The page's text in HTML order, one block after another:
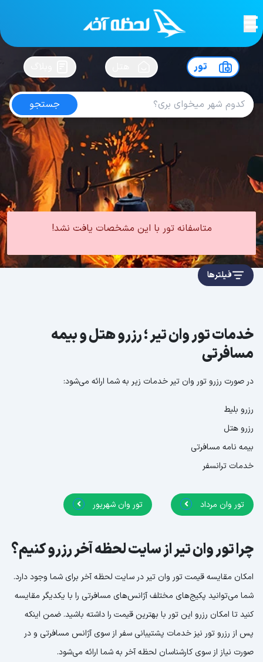
لحظه آخرسفرت رو بساز !
تور
جستجو
تور وان تیر
امتیاز5 از5| از100 کاربر
تور ترکیه تور وان
تور وان تابستان
متاسفانه تور با این مشخصات یافت نشد!
فیلترها
خدمات تور وان تیر ؛ رزرو هتل و بیمه
مسافرتی
در صورت رزرو تور وان تیر خدمات زیر به شما ارائه می‌شود:
رزرو بلیط
رزرو هتل
بیمه نامه مسافرتی
خدمات ترانسفر
تور وان مرداد تور وان شهریور
چرا تور وان تیر از سایت لحظه آخر رزرو کنیم؟
امکان مقایسه قیمت تور وان تیر در سایت لحظه آخر برای شما وجود دارد.
شما می‌توانید پکیج‌های مختلف آژانس‌های مسافرتی را با یکدیگر مقایسه
کنید تا امکان رزرو این تور با بهترین قیمت را داشته باشید. ضمن اینکه
پس از رزرو تور نیز خدمات پشتیبانی سفر از سوی آژانس مسافرتی و در
صورت نیاز از سوی کارشناسان لحظه آخر به شما ارائه می‌شود.